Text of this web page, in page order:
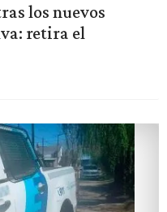
los nuevos
retira el